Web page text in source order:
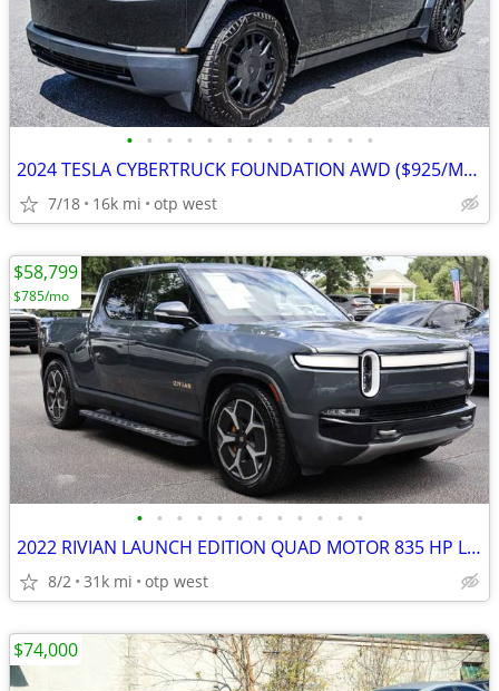
• • • • • • • • • • • • •
2024 TESLA CYBERTRUCK FOUNDATION AWD ($925/MO.)
7/18 16k mi otp west
• • • • • • • • • • • •
2022 RIVIAN LAUNCH EDITION QUAD MOTOR 835 HP LARGE BATTERY
8/2 31k mi otp west
$58,799
$785/mo
$74,000